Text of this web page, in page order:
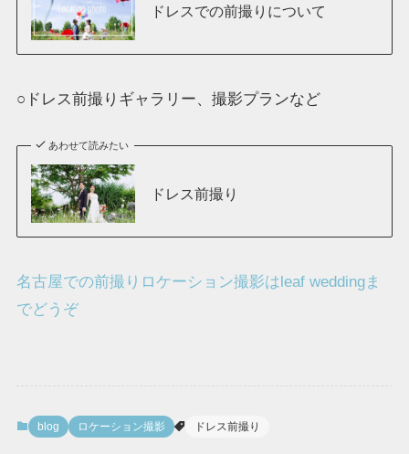
ドレスでの前撮りについて
○ドレス前撮りギャラリー、撮影プランなど
あわせて読みたい
ドレス前撮り
名古屋での前撮りロケーション撮影はleaf weddingま
でどうぞ
blog ロケーション撮影 ドレス前撮り